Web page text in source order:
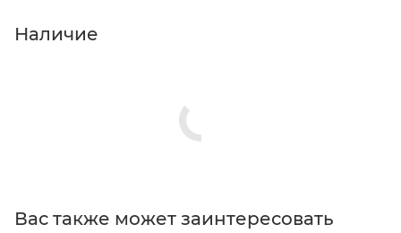
Наличие
Вас также может заинтересовать